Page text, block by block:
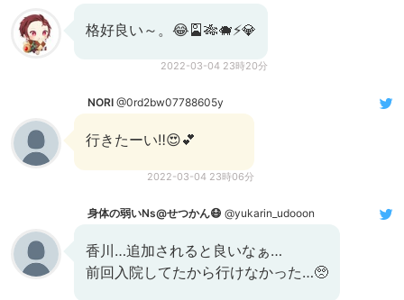
格好良い～。😂🎴🎋🐗⚡💎
2022-03-04 23時20分
NORI @0rd2bw07788605y
行きたーい‼️😍💕
2022-03-04 23時06分
身体の弱いNs@せつかん😷 @yukarin_udooon
香川…追加されると良いなぁ…
前回入院してたから行けなかった…🥺